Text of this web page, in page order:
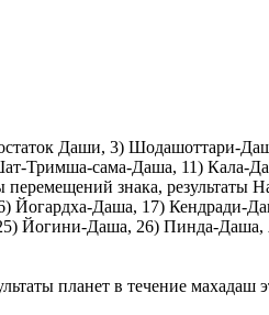
Даши, 3) Шодашоттари-
Тримша-сама-Дашa, 11) Кaла-
знака, результаты
Йoгардха-Дашa, 17) Кендради-
Йoгини-Дашa, 26) Пинда-
планет в течение махадаш